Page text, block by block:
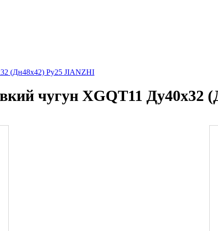
(Дн48х42) Ру25 JIANZHI
чугун XGQT11 Ду40х32